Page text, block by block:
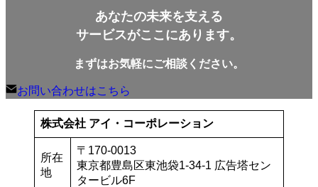
あなたの未来を支える
サービスがここにあります。
まずはお気軽にご相談ください。
お問い合わせはこちら
株式会社 アイ・コーポレーション
所在
地
〒170-0013
東京都豊島区東池袋1-34-1 広告塔セン
タービル6F